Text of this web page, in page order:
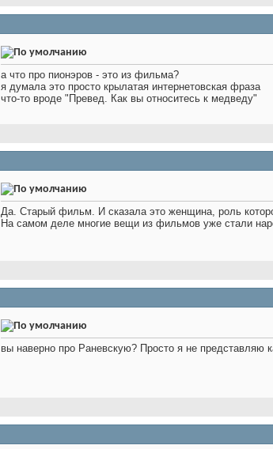
а что про пионэров - это из фильма?
я думала это просто крылатая интернетовская фраза
что-то вроде "Превед. Как вы относитесь к медведу"
Да. Старый фильм. И сказала это женщина, роль
На самом деле многие вещи из фильмов уже стали
вы наверно про Раневскую? Просто я не представляю